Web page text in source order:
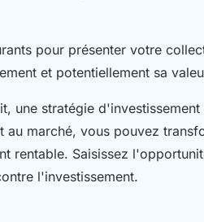
pour présenter votre
et potentiellement sa
une stratégie
marché, vous pouvez
rentable. Saisissez
l'investissement.